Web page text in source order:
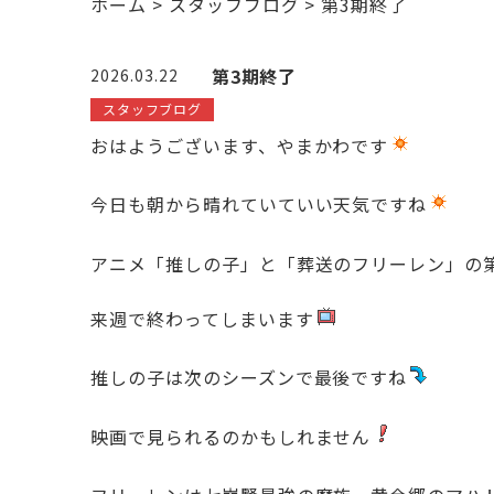
2026.03.22 第3期終了
スタッフブログ
おはようございます、やまかわです
今日も朝から晴れていていい天気ですね
アニメ「推しの子」と「葬送のフリーレン」の
来週で終わってしまいます
推しの子は次のシーズンで最後ですね
映画で見られるのかもしれません